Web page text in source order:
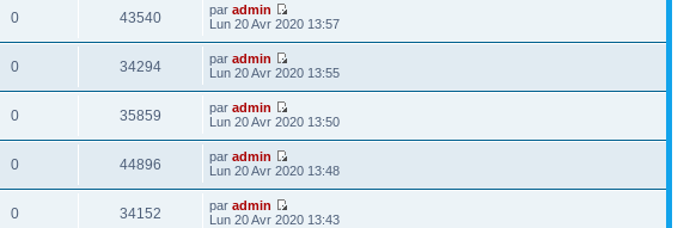
0 43540 paradmin
Lun 20 Avr 2020 13:57
0 34294 paradmin
Lun 20 Avr 2020 13:55
0 35859 paradmin
Lun 20 Avr 2020 13:50
0 44896 paradmin
Lun 20 Avr 2020 13:48
0 34152 paradmin
Lun 20 Avr 2020 13:43